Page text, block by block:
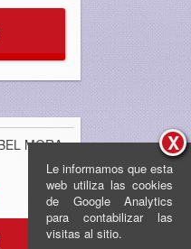
X
Le informamos que esta
web utiliza las cookies
de Google Analytics
para contabilizar las
visitas al sitio.
MORA